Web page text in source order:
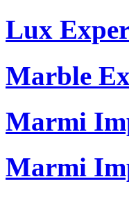
Lux
Marble
Marmi
Marmi